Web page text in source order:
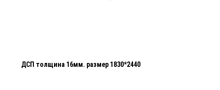
ДСП толщина 16мм. размер 1830*2440